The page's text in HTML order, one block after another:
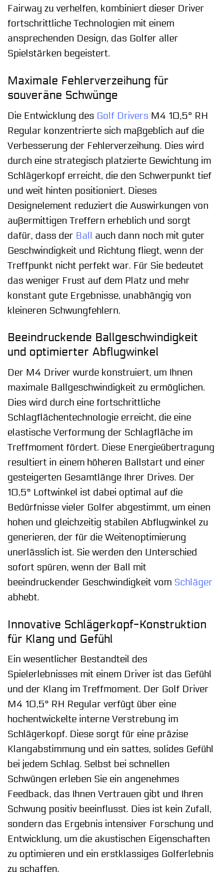
Fairway zu verhelfen, kombiniert dieser Driver
fortschrittliche Technologien mit einem
ansprechenden Design, das Golfer aller
Spielstärken begeistert.
Maximale Fehlerverzeihung für
souveräne Schwünge
Die Entwicklung des Golf Drivers M4 10,5° RH
Regular konzentrierte sich maßgeblich auf die
Verbesserung der Fehlerverzeihung. Dies wird
durch eine strategisch platzierte Gewichtung im
Schlägerkopf erreicht, die den Schwerpunkt tief
und weit hinten positioniert. Dieses
Designelement reduziert die Auswirkungen von
außermittigen Treffern erheblich und sorgt
dafür, dass der Ball auch dann noch mit guter
Geschwindigkeit und Richtung fliegt, wenn der
Treffpunkt nicht perfekt war. Für Sie bedeutet
das weniger Frust auf dem Platz und mehr
konstant gute Ergebnisse, unabhängig von
kleineren Schwungfehlern.
Beeindruckende Ballgeschwindigkeit
und optimierter Abflugwinkel
Der M4 Driver wurde konstruiert, um Ihnen
maximale Ballgeschwindigkeit zu ermöglichen.
Dies wird durch eine fortschrittliche
Schlagflächentechnologie erreicht, die eine
elastische Verformung der Schlagfläche im
Treffmoment fördert. Diese Energieübertragung
resultiert in einem höheren Ballstart und einer
gesteigerten Gesamtlänge Ihrer Drives. Der
10,5° Loftwinkel ist dabei optimal auf die
Bedürfnisse vieler Golfer abgestimmt, um einen
hohen und gleichzeitig stabilen Abflugwinkel zu
generieren, der für die Weitenoptimierung
unerlässlich ist. Sie werden den Unterschied
sofort spüren, wenn der Ball mit
beeindruckender Geschwindigkeit vom Schläger
abhebt.
Innovative Schlägerkopf-Konstruktion
für Klang und Gefühl
Ein wesentlicher Bestandteil des
Spielerlebnisses mit einem Driver ist das Gefühl
und der Klang im Treffmoment. Der Golf Driver
M4 10,5° RH Regular verfügt über eine
hochentwickelte interne Verstrebung im
Schlägerkopf. Diese sorgt für eine präzise
Klangabstimmung und ein sattes, solides Gefühl
bei jedem Schlag. Selbst bei schnellen
Schwüngen erleben Sie ein angenehmes
Feedback, das Ihnen Vertrauen gibt und Ihren
Schwung positiv beeinflusst. Dies ist kein Zufall,
sondern das Ergebnis intensiver Forschung und
Entwicklung, um die akustischen Eigenschaften
zu optimieren und ein erstklassiges Golferlebnis
zu schaffen.